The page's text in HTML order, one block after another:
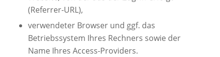
(Referrer-URL),
verwendeter Browser und ggf. das
Betriebssystem Ihres Rechners sowie der
Name Ihres Access-Providers.